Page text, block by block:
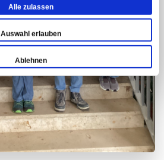
Alle zulassen
Auswahl erlauben
Ablehnen